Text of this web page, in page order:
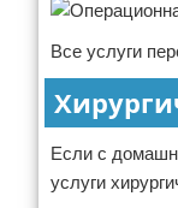
Все услуги
Если с
услуги